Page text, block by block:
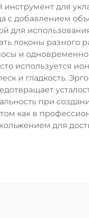
для
с добавлением
для
локоны разного
и
используется
и гладкость.
при
как в
для